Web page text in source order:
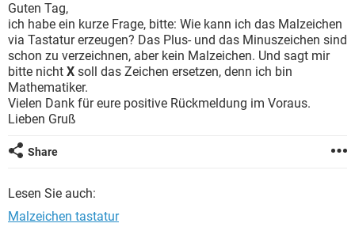
FACEBOOK
WHATSAPP TIKTOK
FACEBOOK HARDWARE
ANDROID
WINDOWS 10 INSTAGRAM
WHATSAPP TIKTOK
FACEBOOK
Guten Tag,
ich habe ein kurze Frage, bitte: Wie kann ich das Malzeichen
via Tastatur erzeugen? Das Plus- und das Minuszeichen sind
schon zu verzeichnen, aber kein Malzeichen. Und sagt mir
bitte nicht X soll das Zeichen ersetzen, denn ich bin
Mathematiker.
Vielen Dank für eure positive Rückmeldung im Voraus.
Lieben Gruß
Share
Lesen Sie auch:
Malzeichen tastatur